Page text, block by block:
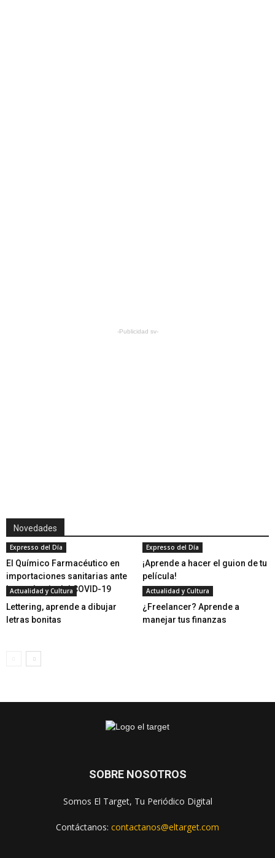
-Publicidad sv-
Novedades
Expresso del Día
El Químico Farmacéutico en
importaciones sanitarias ante
la pandemia del COVID-19
Expresso del Día
¡Aprende a hacer el guion de tu
película!
Actualidad y Cultura
Lettering, aprende a dibujar
letras bonitas
Actualidad y Cultura
¿Freelancer? Aprende a
manejar tus finanzas
SOBRE NOSOTROS
Somos El Target, Tu Periódico Digital
Contáctanos: contactanos@eltarget.com